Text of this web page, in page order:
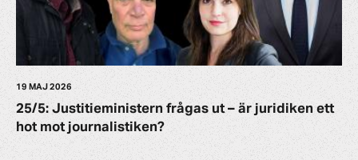
19 MAJ 2026
25/5: Justitieministern frågas ut – är juridiken ett
hot mot journalistiken?